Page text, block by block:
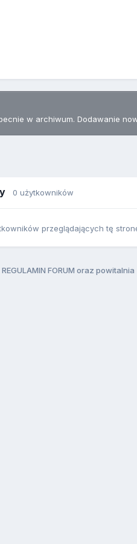
w archiwum. Dodawanie
0 użytkowników
przeglądających tę
REGULAMIN FORUM oraz powitalnia